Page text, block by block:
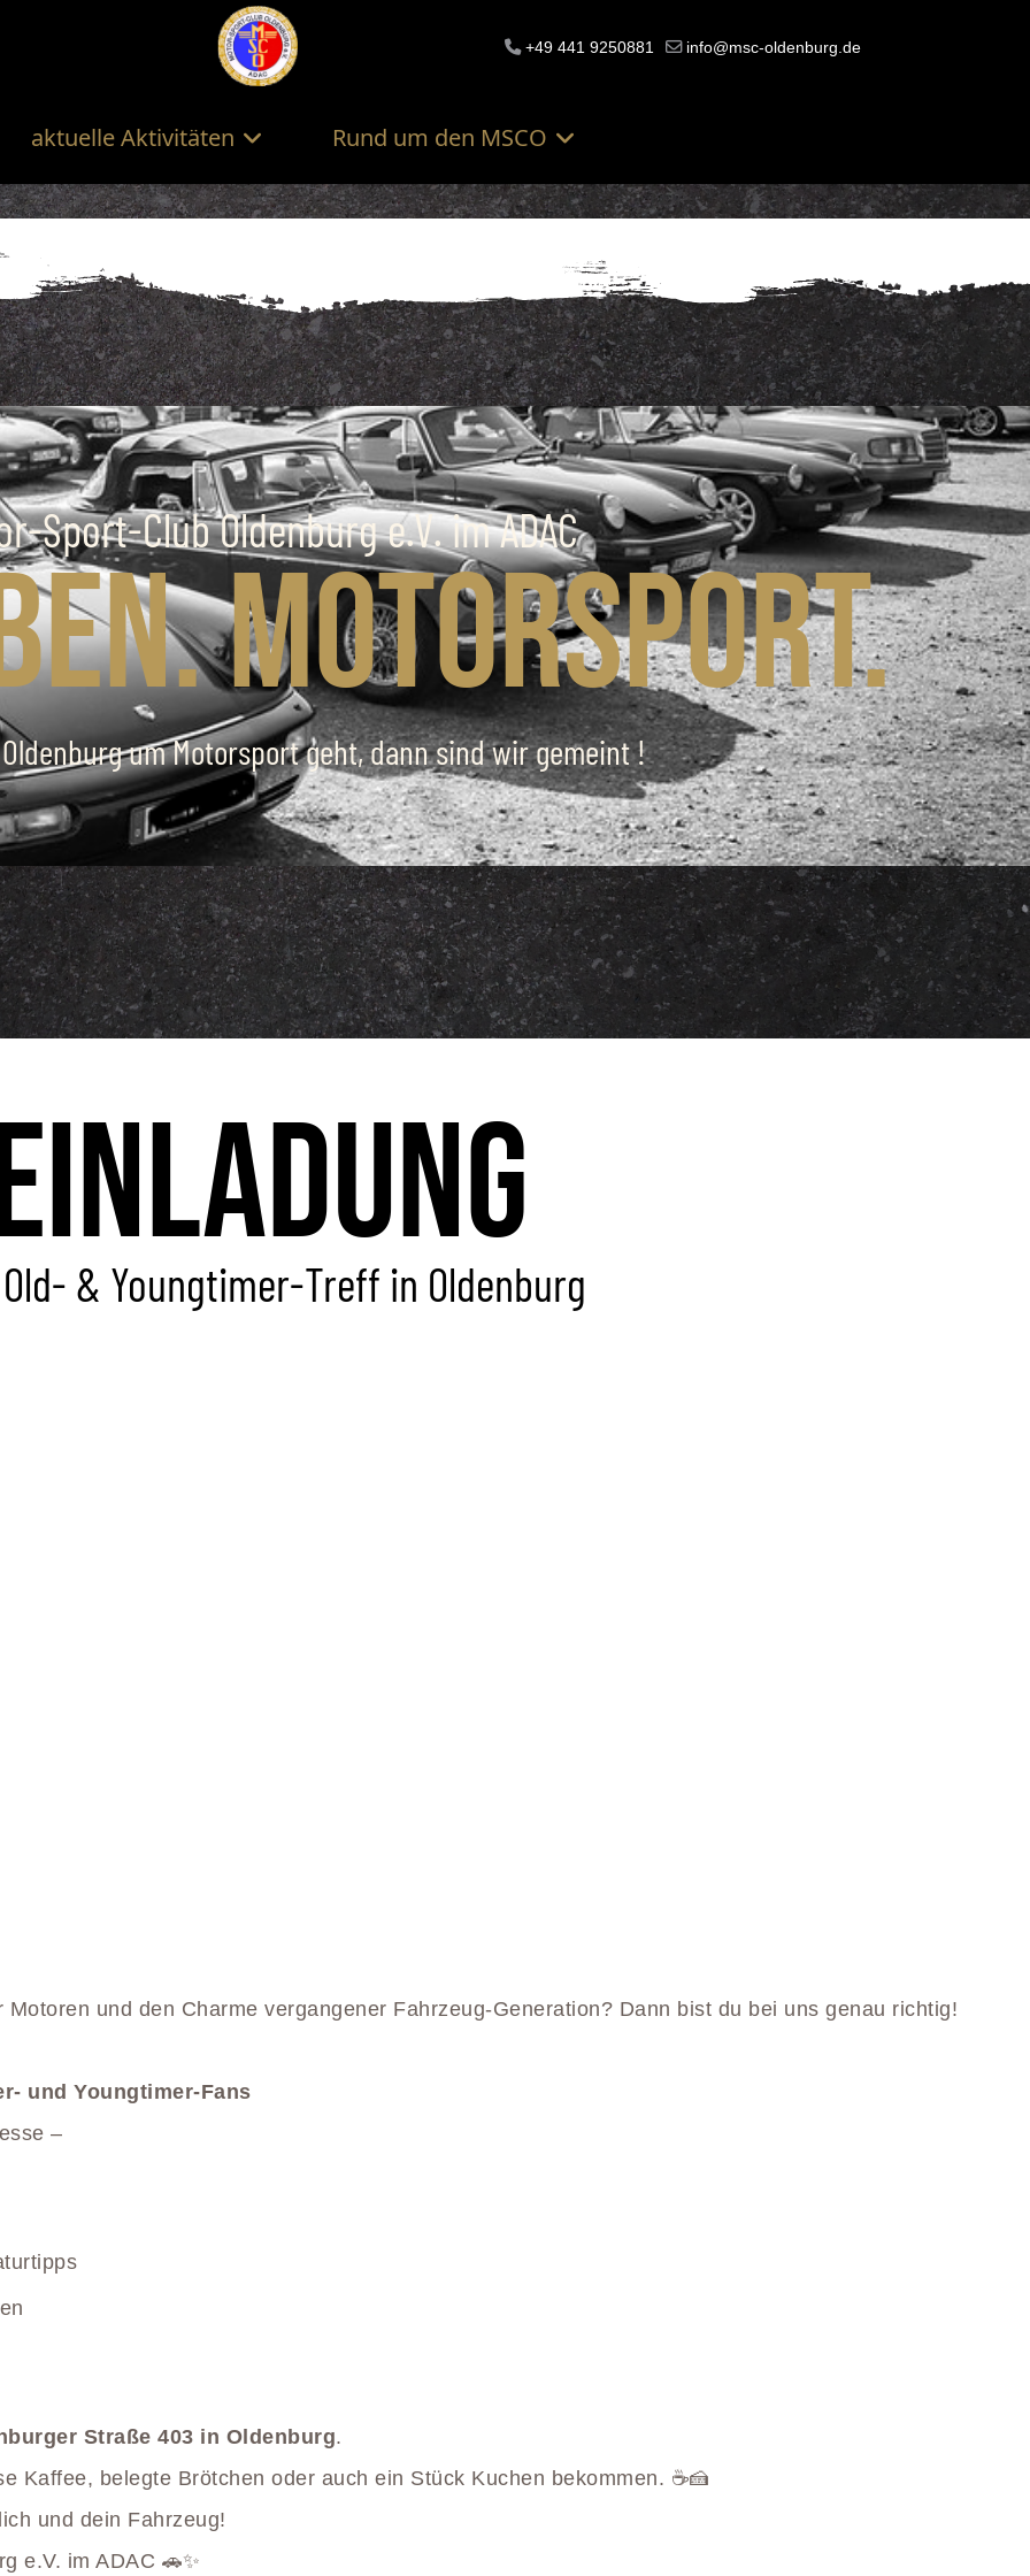
+49 441 9250881 info@msc-oldenburg.de
aktuelle Aktivitäten Rund um den MSCO
Sport-Club Oldenburg e.V. im ADAC
Motorsport.
um Motorsport geht, dann sind wir gemeint !
& Youngtimer-Treff in Oldenburg
und den Charme vergangener Fahrzeug-Generation? Dann bist du bei uns genau richtig!
und Youngtimer-Fans
–
Straße 403 in Oldenburg.
Kaffee, belegte Brötchen oder auch ein Stück Kuchen bekommen. ☕️🍰
und dein Fahrzeug!
e.V. im ADAC 🚗✨